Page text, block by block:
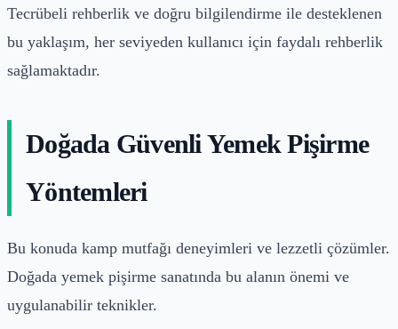
Tecrübeli rehberlik ve doğru bilgilendirme ile desteklenen
bu yaklaşım, her seviyeden kullanıcı için faydalı rehberlik
sağlamaktadır.
Doğada Güvenli Yemek Pişirme
Yöntemleri
Bu konuda kamp mutfağı deneyimleri ve lezzetli çözümler.
Doğada yemek pişirme sanatında bu alanın önemi ve
uygulanabilir teknikler.